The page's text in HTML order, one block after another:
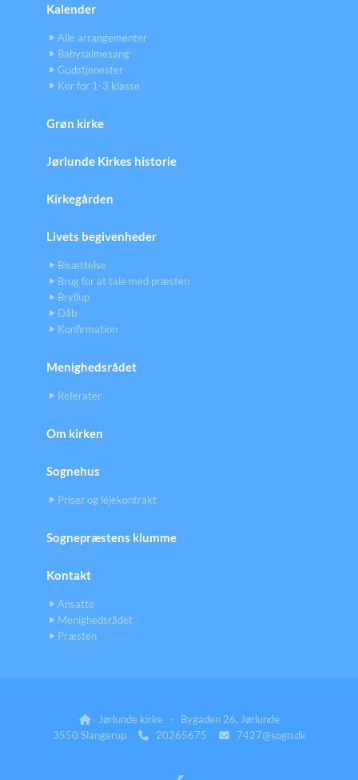
Kalender
Alle arrangementer
Babysalmesang
Gudstjenester
Kor for 1-3 klasse
Grøn kirke
Jørlunde Kirkes historie
Kirkegården
Livets begivenheder
Bisættelse
Brug for at tale med præsten
Bryllup
Dåb
Konfirmation
Menighedsrådet
Referater
Om kirken
Sognehus
Priser og lejekontrakt
Sognepræstens klumme
Kontakt
Ansatte
Menighedsrådet
Præsten
Jørlunde kirke · Bygaden 26, Jørlunde
3550 Slangerup
20265675 7427@sogn.dk